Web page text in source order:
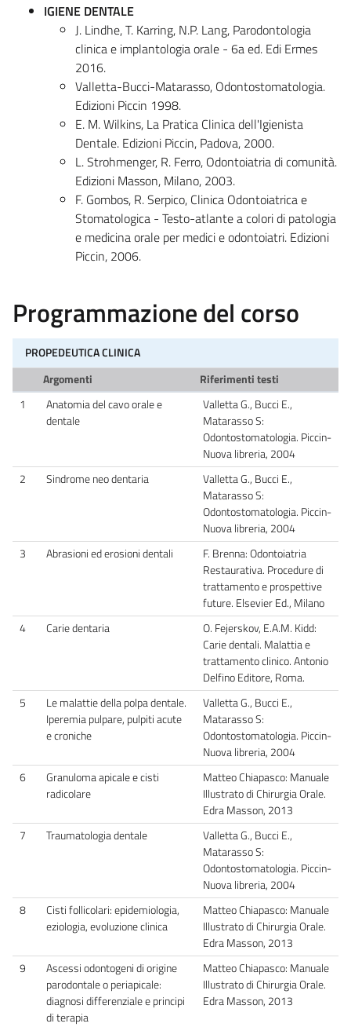
IGIENE DENTALE
J. Lindhe, T. Karring, N.P. Lang, Parodontologia
clinica e implantologia orale - 6a ed. Edi Ermes
2016.
Valletta-Bucci-Matarasso, Odontostomatologia.
Edizioni Piccin 1998.
E. M. Wilkins, La Pratica Clinica dell'Igienista
Dentale. Edizioni Piccin, Padova, 2000.
L. Strohmenger, R. Ferro, Odontoiatria di comunità.
Edizioni Masson, Milano, 2003.
F. Gombos, R. Serpico, Clinica Odontoiatrica e
Stomatologica - Testo-atlante a colori di patologia
e medicina orale per medici e odontoiatri. Edizioni
Piccin, 2006.
Programmazione del corso
PROPEDEUTICA CLINICA
Argomenti
Riferimenti testi
1
Anatomia del cavo orale e
dentale
Valletta G., Bucci E.,
Matarasso S:
Odontostomatologia. Piccin-
Nuova libreria, 2004
2
Sindrome neo dentaria
Valletta G., Bucci E.,
Matarasso S:
Odontostomatologia. Piccin-
Nuova libreria, 2004
3
Abrasioni ed erosioni dentali
F. Brenna: Odontoiatria
Restaurativa. Procedure di
trattamento e prospettive
future. Elsevier Ed., Milano
4
Carie dentaria
O. Fejerskov, E.A.M. Kidd:
Carie dentali. Malattia e
trattamento clinico. Antonio
Delfino Editore, Roma.
5
Le malattie della polpa dentale.
Iperemia pulpare, pulpiti acute
e croniche
Valletta G., Bucci E.,
Matarasso S:
Odontostomatologia. Piccin-
Nuova libreria, 2004
6
Granuloma apicale e cisti
radicolare
Matteo Chiapasco: Manuale
Illustrato di Chirurgia Orale.
Edra Masson, 2013
7
Traumatologia dentale
Valletta G., Bucci E.,
Matarasso S:
Odontostomatologia. Piccin-
Nuova libreria, 2004
8
Cisti follicolari: epidemiologia,
eziologia, evoluzione clinica
Matteo Chiapasco: Manuale
Illustrato di Chirurgia Orale.
Edra Masson, 2013
9
Ascessi odontogeni di origine
parodontale o periapicale:
diagnosi differenziale e principi
di terapia
Matteo Chiapasco: Manuale
Illustrato di Chirurgia Orale.
Edra Masson, 2013